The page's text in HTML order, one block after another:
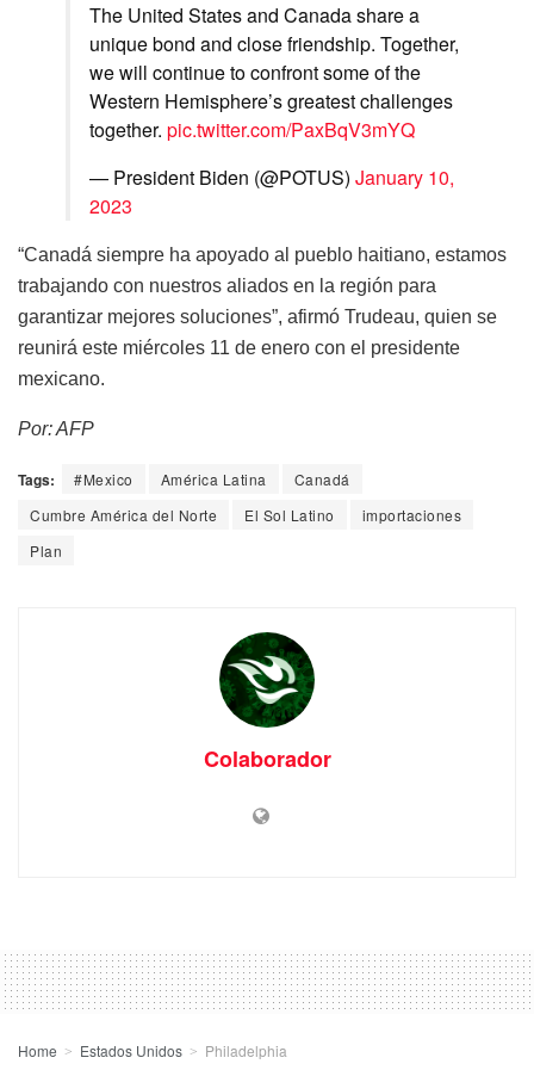
The United States and Canada share a
unique bond and close friendship. Together,
we will continue to confront some of the
Western Hemisphere’s greatest challenges
together. pic.twitter.com/PaxBqV3mYQ
— President Biden (@POTUS) January 10,
2023
“Canadá siempre ha apoyado al pueblo haitiano, estamos
trabajando con nuestros aliados en la región para
garantizar mejores soluciones”, afirmó Trudeau, quien se
reunirá este miércoles 11 de enero con el presidente
mexicano.
Por: AFP
Tags: #Mexico América Latina
Canadá
Cumbre América del Norte
El Sol Latino
importaciones
Plan
Colaborador
Home Estados Unidos Philadelphia